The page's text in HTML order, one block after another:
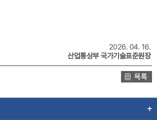
2026. 04. 16.
산업통상부 국가기술표준원장